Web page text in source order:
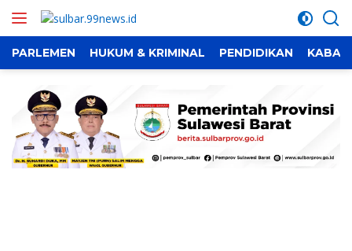
Langsung
PARLEMEN HUKUM & KRIMINAL PENDIDIKAN KABAR